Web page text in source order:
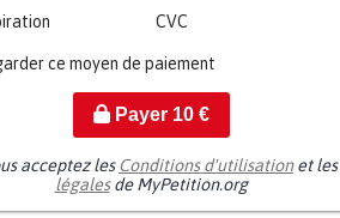
CVC
ce moyen de paiement
Payer 10€
acceptez les Conditions d'utilisationet les
légalesde MyPetition.org